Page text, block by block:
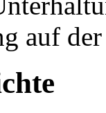
auf